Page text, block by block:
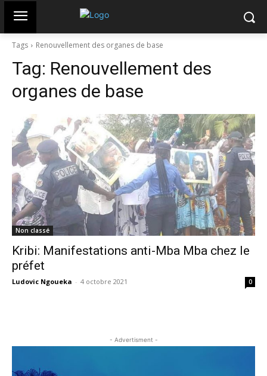
Tags Renouvellement des organes de base
Tag: Renouvellement des
organes de base
Non classé
Kribi: Manifestations anti-Mba Mba chez le
préfet
Ludovic Ngoueka - 4 octobre 2021 0
- Advertisment -